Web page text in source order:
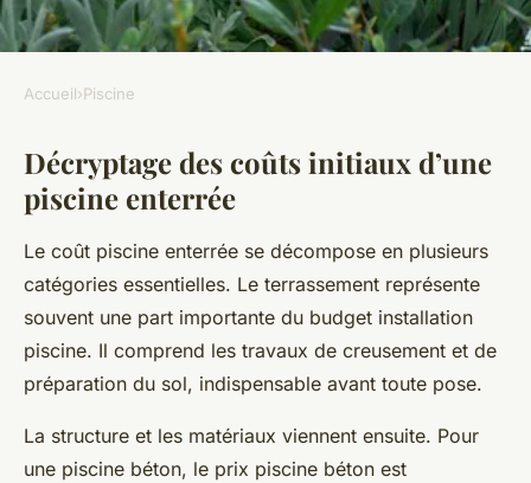
Quel est le véritable coût d'une
piscine enterrée ? Évaluez
votre budget en détail !
Ambre • 22 juillet 2025 5 min de lecture
Accueil›Piscine
Décryptage des coûts initiaux d’une
piscine enterrée
Le coût piscine enterrée se décompose en plusieurs
catégories essentielles. Le terrassement représente
souvent une part importante du budget installation
piscine. Il comprend les travaux de creusement et de
préparation du sol, indispensable avant toute pose.
La structure et les matériaux viennent ensuite. Pour
une piscine béton, le prix piscine béton est